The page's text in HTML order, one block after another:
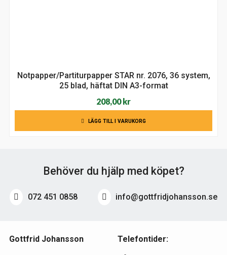
Notpapper/Partiturpapper STAR nr. 2076, 36 system,
25 blad, häftat DIN A3-format
208,00kr
LÄGG TILL I VARUKORG
Behöver du hjälp med köpet?
072 451 0858 info@gottfridjohansson.se
Gottfrid Johansson Telefontider: